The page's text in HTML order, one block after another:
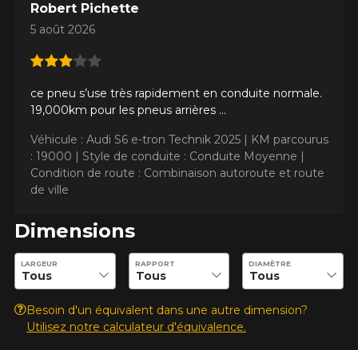
Robert Pichette
5 août 2026
ce pneu s’use très rapidement en conduite normale.
19,000km pour les pneus arrières …
Véhicule : Audi S6 e-tron Technik 2025 | KM parcourus
: 19000 | Style de conduite : Conduite Moyenne |
Condition de route : Combinaison autoroute et route
de ville
Dimensions
Entrez les dimensions souhaitées pour vérifier la disponibilité
LARGEUR RAPPORT DIAMÈTRE
Besoin d'un équivalent dans une autre dimension?
Utilisez notre calculateur d'équivalence.
Style de conduite
Condition de route
1
2 3 4 5
Commentaire
Que magasinez-vous?
convenant parfaitement à votre
présentement. Nous aimerions vous
aider à trouver le produit qu'il vous faut.
à la clientèle, qui se fera un plaisir de
rechercher des options pour votre